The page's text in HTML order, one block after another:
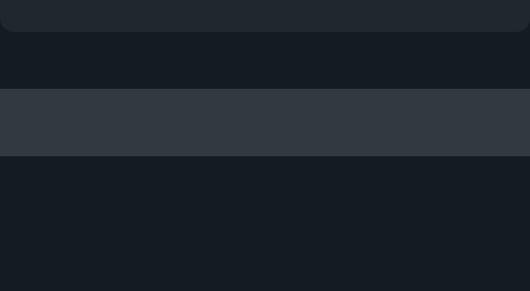
Figurine Tintin